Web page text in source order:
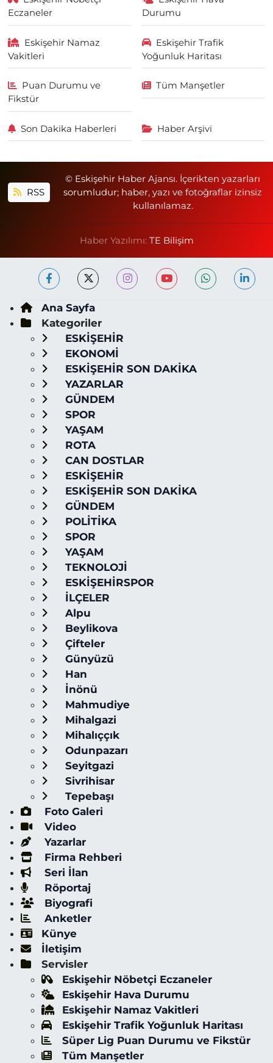
Eczaneler
Durumu
Eskişehir Namaz
Vakitleri
Eskişehir Trafik
Yoğunluk Haritası
Puan Durumu ve
Fikstür
Tüm Manşetler
Son Dakika Haberleri Haber Arşivi
RSS
© Eskişehir Haber Ajansı. İçerikten yazarları
sorumludur; haber, yazı ve fotoğraflar izinsiz
kullanılamaz.
Haber Yazılımı: TE Bilişim
Ana Sayfa
Kategoriler
ESKİŞEHİR
EKONOMİ
ESKİŞEHİR SON DAKİKA
YAZARLAR
GÜNDEM
SPOR
YAŞAM
ROTA
CAN DOSTLAR
ESKİŞEHİR
ESKİŞEHİR SON DAKİKA
GÜNDEM
POLİTİKA
SPOR
YAŞAM
TEKNOLOJİ
ESKİŞEHİRSPOR
İLÇELER
Alpu
Beylikova
Çifteler
Günyüzü
Han
İnönü
Mahmudiye
Mihalgazi
Mihalıççık
Odunpazarı
Seyitgazi
Sivrihisar
Tepebaşı
Foto Galeri
Video
Yazarlar
Firma Rehberi
Seri İlan
Röportaj
Biyografi
Anketler
Künye
İletişim
Servisler
Eskişehir Nöbetçi Eczaneler
Eskişehir Hava Durumu
Eskişehir Namaz Vakitleri
Eskişehir Trafik Yoğunluk Haritası
Süper Lig Puan Durumu ve Fikstür
Tüm Manşetler